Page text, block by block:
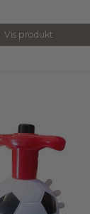
Vis produkt